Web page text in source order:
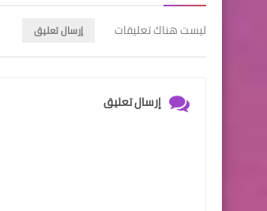
ليست هناك تعليقات إرسال تعليق
إرسال تعليق